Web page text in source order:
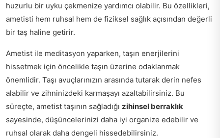
huzurlu bir uyku çekmenize yardımcı olabilir. Bu özellikleri,
ametisti hem ruhsal hem de fiziksel sağlık açısından değerli
bir taş haline getirir.
Ametist ile meditasyon yaparken, taşın enerjilerini
hissetmek için öncelikle taşın üzerine odaklanmak
önemlidir. Taşı avuçlarınızın arasında tutarak derin nefes
alabilir ve zihninizdeki karmaşayı azaltabilirsiniz. Bu
süreçte, ametist taşının sağladığı zihinsel berraklık
sayesinde, düşüncelerinizi daha iyi organize edebilir ve
ruhsal olarak daha dengeli hissedebilirsiniz.